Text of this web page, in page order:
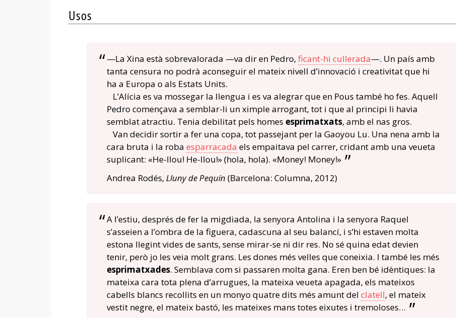
Usos
—La Xina està sobrevalorada —va dir en Pedro, ficant-hi cullerada—. Un país amb
tanta censura no podrà aconseguir el mateix nivell d’innovació i creativitat que hi
ha a Europa o als Estats Units.
L’Alícia es va mossegar la llengua i es va alegrar que en Pous també ho fes. Aquell
Pedro començava a semblar-li un ximple arrogant, tot i que al principi li havia
semblat atractiu. Tenia debilitat pels homes esprimatxats, amb el nas gros.
Van decidir sortir a fer una copa, tot passejant per la Gaoyou Lu. Una nena amb la
cara bruta i la roba esparracada els empaitava pel carrer, cridant amb una veueta
suplicant: «He-llou! He-llou!» (hola, hola). «Money! Money!»
Andrea Rodés, Lluny de Pequín (Barcelona: Columna, 2012)
A l’estiu, després de fer la migdiada, la senyora Antolina i la senyora Raquel
s’asseien a l’ombra de la figuera, cadascuna al seu balancí, i s’hi estaven molta
estona llegint vides de sants, sense mirar-se ni dir res. No sé quina edat devien
tenir, però jo les veia molt grans. Les dones més velles que coneixia. I també les més
esprimatxades. Semblava com si passaren molta gana. Eren ben bé idèntiques: la
mateixa cara tota plena d’arrugues, la mateixa veueta apagada, els mateixos
cabells blancs recollits en un monyo quatre dits més amunt del clatell, el mateix
vestit negre, el mateix bastó, les mateixes mans totes eixutes i tremoloses…